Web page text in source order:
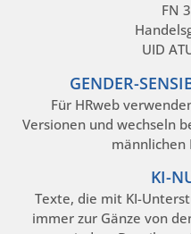
FN
UID
GENDER-
Für HRweb
Versionen und wechseln
männlichen
KI-
Texte, die mit KI-
immer zur Gänze von